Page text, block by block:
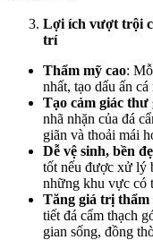
Lợi ích vượt trội
trí
Thẩm mỹ cao:
nhất, tạo dấu ấn
Tạo cảm giác
nhã nhặn của đá
giãn và thoải mái
Dễ vệ sinh, bền
tốt nếu được xử lý
những khu vực có
Tăng giá trị thẩm
tiết đá cẩm thạch
gian sống, đồng